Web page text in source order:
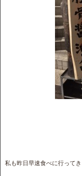
私も昨日早速食べに行ってき